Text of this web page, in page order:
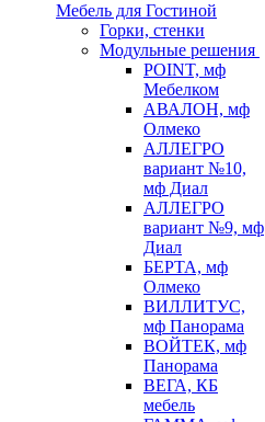
Мебель для Гостиной
Горки, стенки
Модульные решения
POINT, мф
Мебелком
АВАЛОН, мф
Олмеко
АЛЛЕГРО
вариант №10,
мф Диал
АЛЛЕГРО
вариант №9, мф
Диал
БЕРТА, мф
Олмеко
ВИЛЛИТУС,
мф Панорама
ВОЙТЕК, мф
Панорама
ВЕГА, КБ
мебель